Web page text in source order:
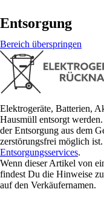
Entsorgung
Bereich überspringen
Elektrogeräte, Batterien,
Hausmüll entsorgt
der Entsorgung aus dem
zerstörungsfrei möglich
Entsorgungsservices.
Wenn dieser Artikel von
findest Du die Hinweise
auf den Verkäufernamen.